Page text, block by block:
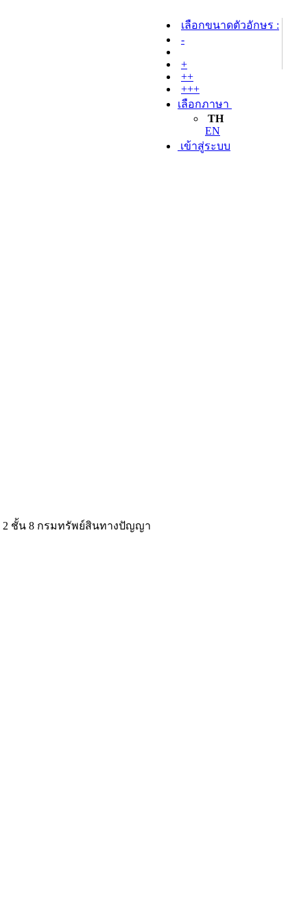
เลือกขนาดตัวอักษร :
-
+
++
+++
เลือกภาษา
TH
EN
เข้าสู่ระบบ
2 ชั้น 8 กรมทรัพย์สินทางปัญญา